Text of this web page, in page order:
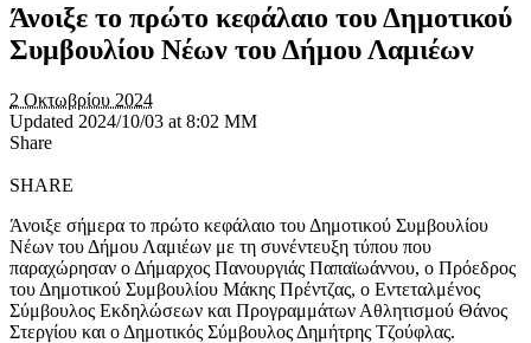
Άνοιξε το πρώτο κεφάλαιο του Δημοτικού
Συμβουλίου Νέων του Δήμου Λαμιέων
2 Οκτωβρίου 2024
Updated 2024/10/03 at 8:02 ΜΜ
Share
SHARE
Άνοιξε σήμερα το πρώτο κεφάλαιο του Δημοτικού Συμβουλίου
Νέων του Δήμου Λαμιέων με τη συνέντευξη τύπου που
παραχώρησαν ο Δήμαρχος Πανουργιάς Παπαϊωάννου, ο Πρόεδρος
του Δημοτικού Συμβουλίου Μάκης Πρέντζας, ο Εντεταλμένος
Σύμβουλος Εκδηλώσεων και Προγραμμάτων Αθλητισμού Θάνος
Στεργίου και ο Δημοτικός Σύμβουλος Δημήτρης Τζούφλας.